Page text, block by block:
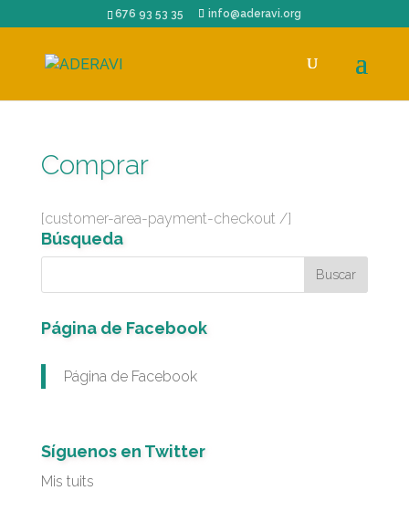
676 93 53 35 info@aderavi.org
Comprar
[customer-area-payment-checkout /]
Búsqueda
Página de Facebook
Página de Facebook
Síguenos en Twitter
Mis tuits